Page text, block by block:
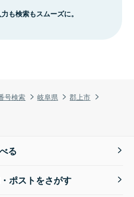
号検索 岐阜県
郡上市
も検索もスムーズに。
る
ポストをさがす